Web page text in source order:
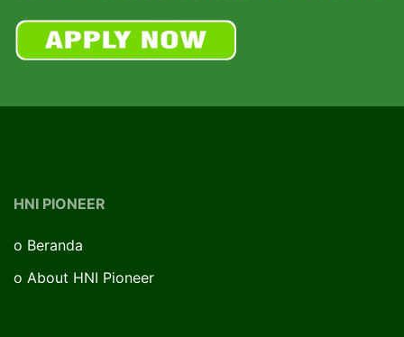
HNI PIONEER
o Beranda
o About HNI Pioneer